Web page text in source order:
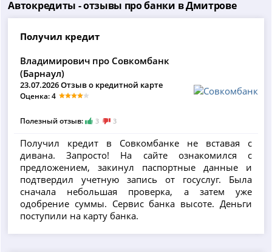
Автокредиты - отзывы про банки в Дмитрове
Получил кредит
Владимирович про Совкомбанк
(Барнаул)
23.07.2026 Отзыв о кредитной карте
Оценка: 4
Полезный отзыв: 3 3
Получил кредит в Совкомбанке не вставая с
дивана. Запросто! На сайте ознакомился с
предложением, закинул паспортные данные и
подтвердил учетную запись от госуслуг. Была
сначала небольшая проверка, а затем уже
одобрение суммы. Сервис банка высоте. Деньги
поступили на карту банка.